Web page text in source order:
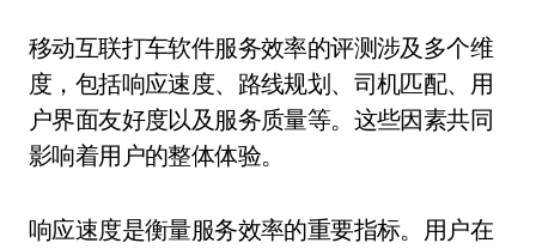
移动互联打车软件服务效率的评测涉及多个维
度，包括响应速度、路线规划、司机匹配、用
户界面友好度以及服务质量等。这些因素共同
影响着用户的整体体验。
响应速度是衡量服务效率的重要指标。用户在